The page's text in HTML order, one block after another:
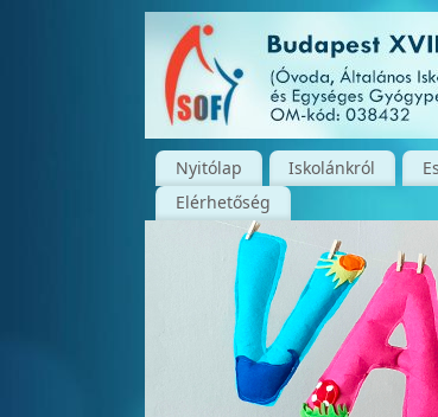
Nyitólap Iskolánkról
Elérhetőség